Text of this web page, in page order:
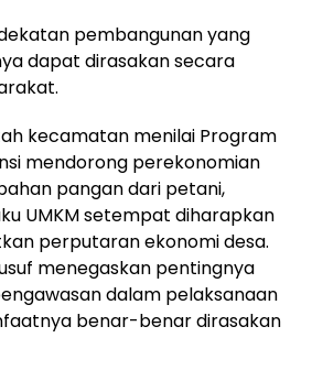
pembangunan yang
dapat dirasakan secara
kecamatan menilai Program
mendorong perekonomian
pangan dari petani,
UMKM setempat diharapkan
perputaran ekonomi desa.
menegaskan pentingnya
dalam pelaksanaan
benar-benar dirasakan